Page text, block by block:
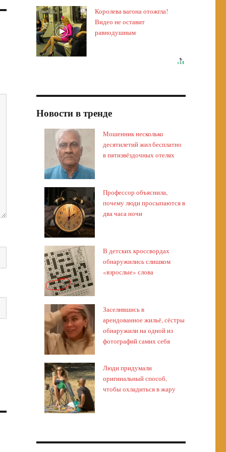
i
Королева вагона отожгла!
Видео не оставит
равнодушным
Новости в тренде
Мошенник несколько
десятилетий жил бесплатно
в пятизвёздочных отелях
Профессор объяснила,
почему люди просыпаются в
два часа ночи
В детских кроссвордах
обнаружились слишком
«взрослые» слова
Заселившись в
арендованное жильё, сёстры
обнаружили на одной из
фотографий самих себя
Люди придумали
оригинальный способ,
чтобы охладиться в жару